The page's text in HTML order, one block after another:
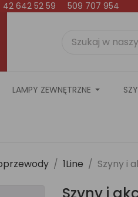
42 642 52 59 509 707 954
LAMPY ZEWNĘTRZNE
1Line Szyny i